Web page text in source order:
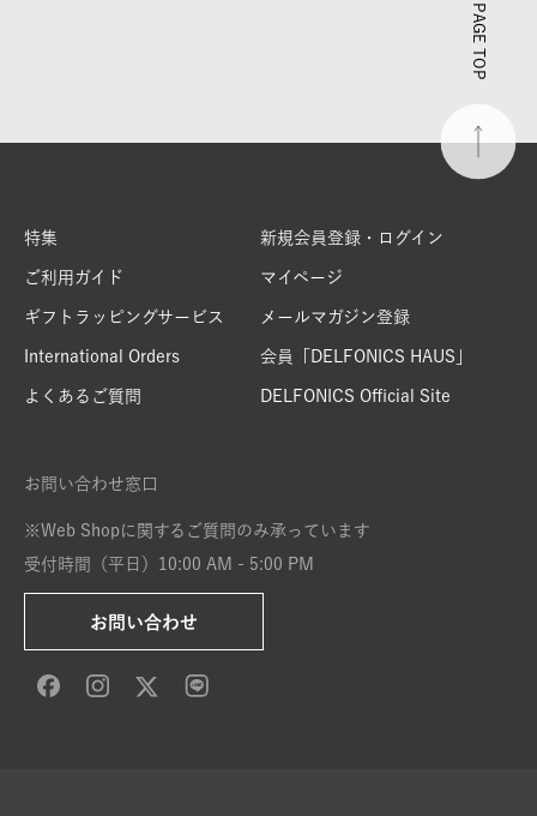
PAGE TOP
特集
ご利用ガイド
ギフトラッピングサービス
International Orders
よくあるご質問
新規会員登録・ログイン
マイページ
メールマガジン登録
会員「DELFONICS HAUS」
DELFONICS Official Site
お問い合わせ窓口
※Web Shopに関するご質問のみ承っています
受付時間（平日）10:00 AM - 5:00 PM
お問い合わせ